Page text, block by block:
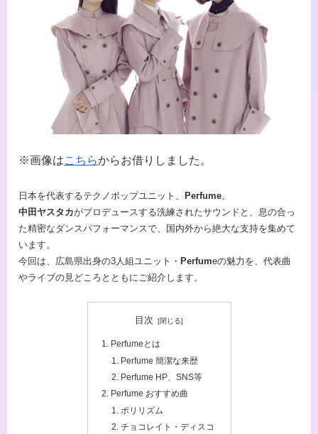
※画像はこちらからお借りしました。
日本を代表するテクノポップユニット、 Perfume。
中田ヤスタカがプロデュースする洗練されたサウンドと、息の合っ
た精密なダンスパフォーマンスで、国内外から絶大な支持を集めて
います。
今回は、広島県出身の3人組ユニット・ Perfumeの魅力を、代表曲
やライブの見どころとともにご紹介します。
目次
Perfumeとは
Perfume 簡潔な来歴
Perfume HP、SNS等
Perfume おすすめ曲
ポリリズム
チョコレイト・ディスコ